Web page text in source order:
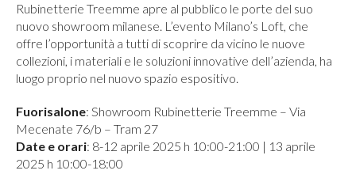
Rubinetterie Treemme apre al pubblico le porte del suo
nuovo showroom milanese. L’evento Milano’s Loft, che
offre l’opportunità a tutti di scoprire da vicino le nuove
collezioni, i materiali e le soluzioni innovative dell’azienda, ha
luogo proprio nel nuovo spazio espositivo.
Fuorisalone: Showroom Rubinetterie Treemme – Via
Mecenate 76/b – Tram 27
Date e orari: 8-12 aprile 2025 h 10:00-21:00 | 13 aprile
2025 h 10:00-18:00